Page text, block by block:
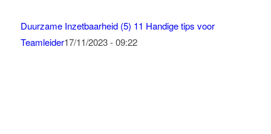
Duurzame Inzetbaarheid (5) 11 Handige tips voor
Teamleider17/11/2023 - 09:22